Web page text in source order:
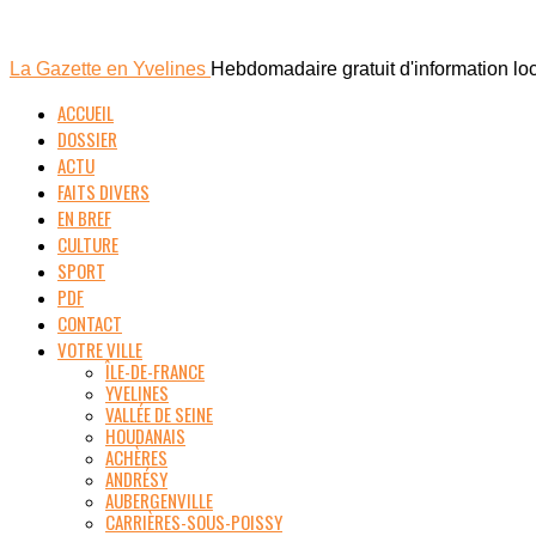
La Gazette en Yvelines Hebdomadaire gratuit d'information
ACCUEIL
DOSSIER
ACTU
FAITS DIVERS
EN BREF
CULTURE
SPORT
PDF
CONTACT
VOTRE VILLE
ÎLE-DE-FRANCE
YVELINES
VALLÉE DE SEINE
HOUDANAIS
ACHÈRES
ANDRÉSY
AUBERGENVILLE
CARRIÈRES-SOUS-POISSY